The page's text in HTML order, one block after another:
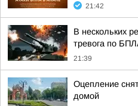
21:42
В нескольких
тревога по
21:39
Оцепление
домой